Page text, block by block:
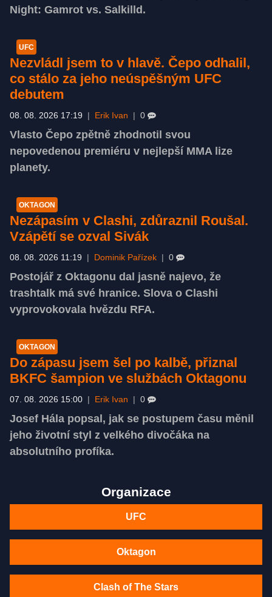
Night: Gamrot vs. Salkilld.
UFC
Nezvládl jsem to v hlavě. Čepo odhalil,
co stálo za jeho neúspěšným UFC
debutem
08. 08. 2026 17:19 | Erik Ivan | 0
Vlasto Čepo zpětně zhodnotil svou
nepovedenou premiéru v nejlepší MMA lize
planety.
OKTAGON
Nezápasím v Clashi, zdůraznil Roušal.
Vzápětí se ozval Sivák
08. 08. 2026 11:19 | Dominik Pařízek | 0
Postojář z Oktagonu dal jasně najevo, že
trashtalk má své hranice. Slova o Clashi
vyprovokovala hvězdu RFA.
OKTAGON
Do zápasu jsem šel po kalbě, přiznal
BKFC šampion ve službách Oktagonu
07. 08. 2026 15:00 | Erik Ivan | 0
Josef Hála popsal, jak se postupem času měnil
jeho životní styl z velkého divočáka na
absolutního profíka.
Organizace
UFC
Oktagon
Clash of The Stars